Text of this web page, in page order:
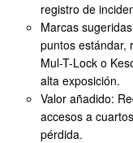
registro de
Marcas
puntos estándar,
Mul-T-Lock o
alta exposición.
Valor añadido:
accesos a
pérdida.